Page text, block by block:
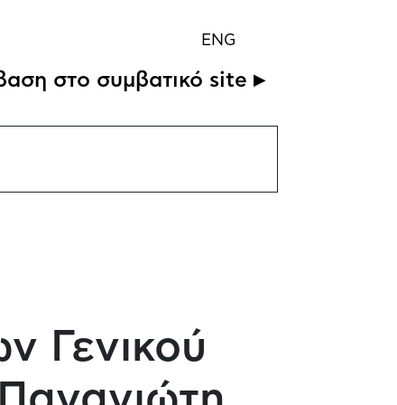
ENG
στο συμβατικό site ▸
Γενικού